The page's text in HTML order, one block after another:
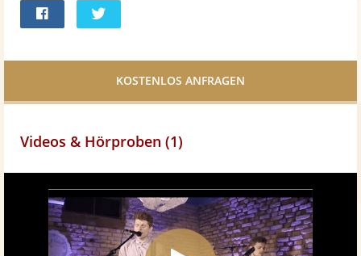
Facebook
Videos & Hörproben (1)